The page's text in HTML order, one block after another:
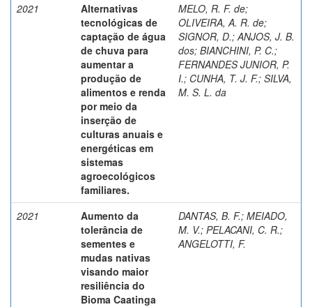
2021
Alternativas
tecnológicas de
captação de água
de chuva para
aumentar a
produção de
alimentos e renda
por meio da
inserção de
culturas anuais e
energéticas em
sistemas
agroecológicos
familiares.
MELO, R. F. de;
OLIVEIRA, A. R. de;
SIGNOR, D.; ANJOS, J. B.
dos; BIANCHINI, P. C.;
FERNANDES JUNIOR, P.
I.; CUNHA, T. J. F.; SILVA,
M. S. L. da
2021
Aumento da
tolerância de
sementes e
mudas nativas
visando maior
resiliência do
Bioma Caatinga
DANTAS, B. F.; MEIADO,
M. V.; PELACANI, C. R.;
ANGELOTTI, F.